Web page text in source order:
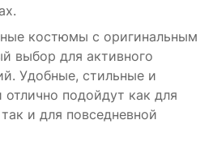
костюмы с оригинальным
выбор для активного
Удобные, стильные и
подойдут как для
и для повседневной